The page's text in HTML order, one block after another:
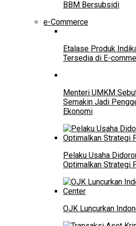
BBM Bersubsidi
e-Commerce
Etalase Produk
Tersedia di E-
Menteri UMKM
Semakin Jadi
Ekonomi
Pelaku Usaha
Optimalkan Strategi
OJK Luncurkan